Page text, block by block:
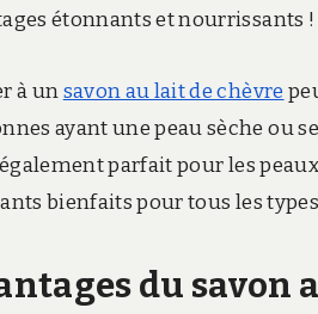
étonnants et nourrissants !
à unsavon au lait de chèvre
ayant une peau sèche ou
parfait pour les
bienfaits pour tous les
du savon